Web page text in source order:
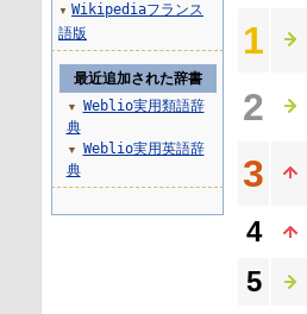
1
2
3
4
5
▼ Wikipediaフランス
語版
最近追加された辞書
▼
Weblio実用類語辞
典
▼
Weblio実用英語辞
典